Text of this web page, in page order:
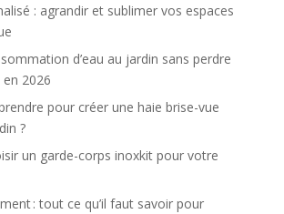
: agrandir et sublimer vos espaces
d’eau au jardin sans perdre
2026
pour créer une haie brise-vue
?
un garde-corps inoxkit pour votre
: tout ce qu’il faut savoir pour